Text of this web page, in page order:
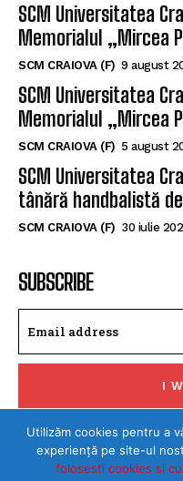
SCM Universitatea
Memorialul „Mircea
SCM CRAIOVA (F) 9 august
SCM Universitatea
Memorialul „Mircea
SCM CRAIOVA (F) 5 august
SCM Universitatea
tânără handbalistă
SCM CRAIOVA (F) 30 iulie
SUBSCRIBE
I
I've read and accept the
Utilizăm cookies pentru a
experiență pe site-ul
folosesti cookies si